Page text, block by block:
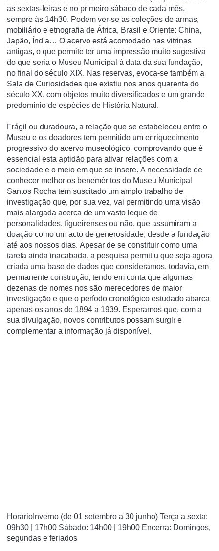
as sextas-feiras e no primeiro sábado de cada mês,
sempre às 14h30. Podem ver-se as coleções de armas,
mobiliário e etnografia de África, Brasil e Oriente: China,
Japão, Índia… O acervo está acomodado nas vitrinas
antigas, o que permite ter uma impressão muito sugestiva
do que seria o Museu Municipal à data da sua fundação,
no final do século XIX. Nas reservas, evoca-se também a
Sala de Curiosidades que existiu nos anos quarenta do
século XX, com objetos muito diversificados e um grande
predomínio de espécies de História Natural.
Frágil ou duradoura, a relação que se estabeleceu entre o
Museu e os doadores tem permitido um enriquecimento
progressivo do acervo museológico, comprovando que é
essencial esta aptidão para ativar relações com a
sociedade e o meio em que se insere. A necessidade de
conhecer melhor os beneméritos do Museu Municipal
Santos Rocha tem suscitado um amplo trabalho de
investigação que, por sua vez, vai permitindo uma visão
mais alargada acerca de um vasto leque de
personalidades, figueirenses ou não, que assumiram a
doação como um acto de generosidade, desde a fundação
até aos nossos dias. Apesar de se constituir como uma
tarefa ainda inacabada, a pesquisa permitiu que seja agora
criada uma base de dados que consideramos, todavia, em
permanente construção, tendo em conta que algumas
dezenas de nomes nos são merecedores de maior
investigação e que o período cronológico estudado abarca
apenas os anos de 1894 a 1939. Esperamos que, com a
sua divulgação, novos contributos possam surgir e
complementar a informação já disponível.
HorárioInverno (de 01 setembro a 30 junho) Terça a sexta:
09h30 | 17h00 Sábado: 14h00 | 19h00 Encerra: Domingos,
segundas e feriados